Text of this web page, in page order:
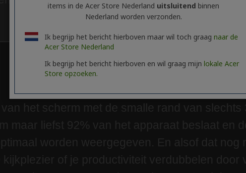
items in de Acer Store Nederland uitsluitend binnen
Nederland worden verzonden.
Ik begrijp het bericht hierboven maar wil toch graag naar de
Acer Store Nederland
Ik begrijp het bericht hierboven en wil graag mijn lokale Acer
Store opzoeken.